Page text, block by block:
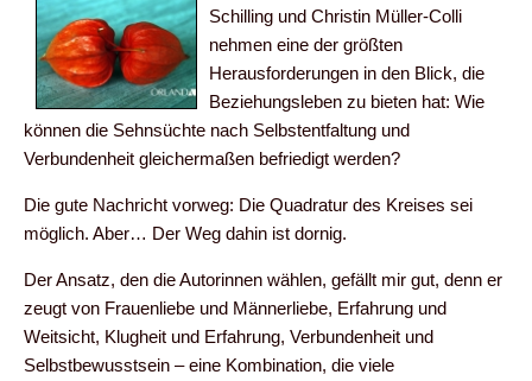
Schilling und Christin Müller-Colli
nehmen eine der größten
Herausforderungen in den Blick, die
Beziehungsleben zu bieten hat: Wie
können die Sehnsüchte nach Selbstentfaltung und
Verbundenheit gleichermaßen befriedigt werden?
Die gute Nachricht vorweg: Die Quadratur des Kreises sei
möglich. Aber… Der Weg dahin ist dornig.
Der Ansatz, den die Autorinnen wählen, gefällt mir gut, denn er
zeugt von Frauenliebe und Männerliebe, Erfahrung und
Weitsicht, Klugheit und Erfahrung, Verbundenheit und
Selbstbewusstsein – eine Kombination, die viele